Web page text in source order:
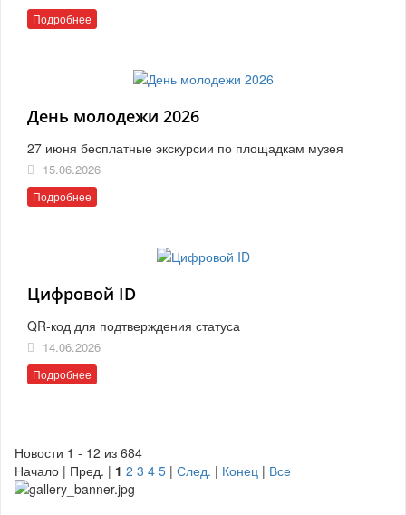
Подробнее
День молодежи 2026
27 июня бесплатные экскурсии по площадкам музея
15.06.2026
Подробнее
Цифровой ID
QR-код для подтверждения статуса
14.06.2026
Подробнее
Новости 1 - 12 из 684
Начало | Пред. | 1 2 3 4 5 | След. | Конец | Все